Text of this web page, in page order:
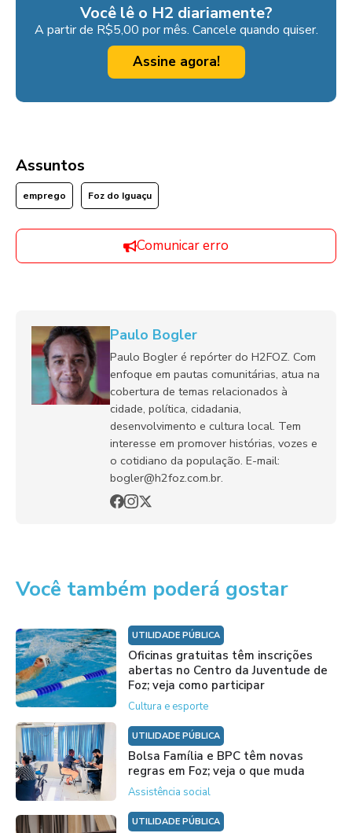
Você lê o H2 diariamente?
A partir de R$5,00 por mês. Cancele quando quiser.
Assine agora!
Assuntos
emprego Foz do Iguaçu
Comunicar erro
Paulo Bogler
Paulo Bogler é repórter do H2FOZ. Com
enfoque em pautas comunitárias, atua na
cobertura de temas relacionados à
cidade, política, cidadania,
desenvolvimento e cultura local. Tem
interesse em promover histórias, vozes e
o cotidiano da população. E-mail:
bogler@h2foz.com.br.
Você também poderá gostar
UTILIDADE PÚBLICA
Oficinas gratuitas têm inscrições
abertas no Centro da Juventude de
Foz; veja como participar
Cultura e esporte
UTILIDADE PÚBLICA
Bolsa Família e BPC têm novas
regras em Foz; veja o que muda
Assistência social
UTILIDADE PÚBLICA